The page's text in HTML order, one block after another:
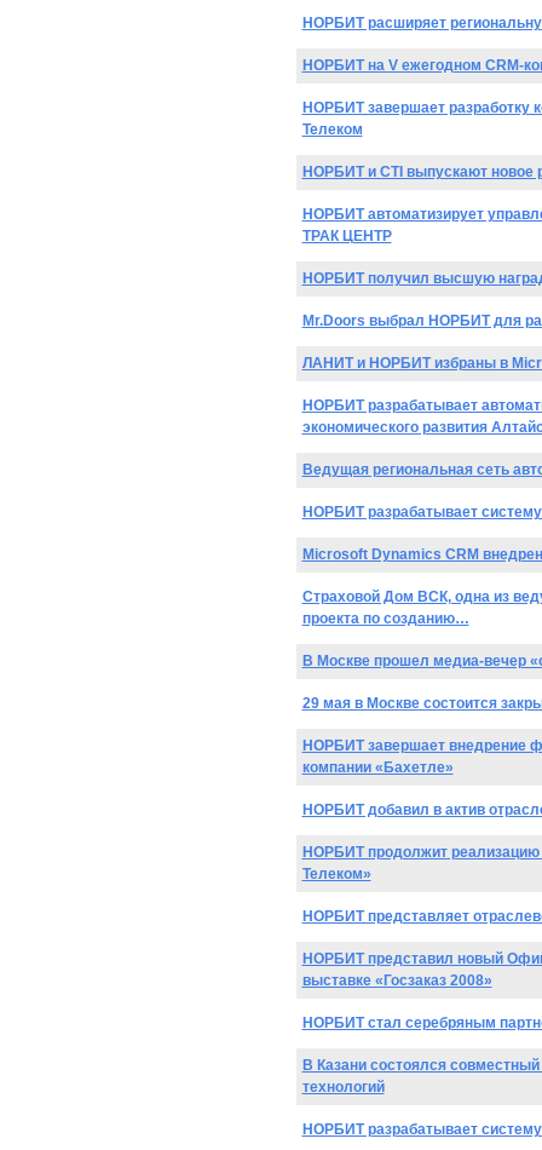
НОРБИТ расширяет
НОРБИТ на V ежегодном CRM-
НОРБИТ завершает разработку
Телеком
НОРБИТ и CTI выпускают новое
НОРБИТ автоматизирует
ТРАК ЦЕНТР
НОРБИТ получил высшую
Mr.Doors выбрал НОРБИТ для
ЛАНИТ и НОРБИТ избраны в
НОРБИТ разрабатывает
экономического развития
Ведущая региональная сеть
НОРБИТ разрабатывает
Microsoft Dynamics CRM
Страховой Дом ВСК, одна из
проекта по созданию…
В Москве прошел медиа-вечер
29 мая в Москве состоится
НОРБИТ завершает внедрение
компании «Бахетле»
НОРБИТ добавил в актив
НОРБИТ продолжит реализацию
Телеком»
НОРБИТ представляет
НОРБИТ представил новый
выставке «Госзаказ 2008»
НОРБИТ стал серебряным
В Казани состоялся
технологий
НОРБИТ разрабатывает